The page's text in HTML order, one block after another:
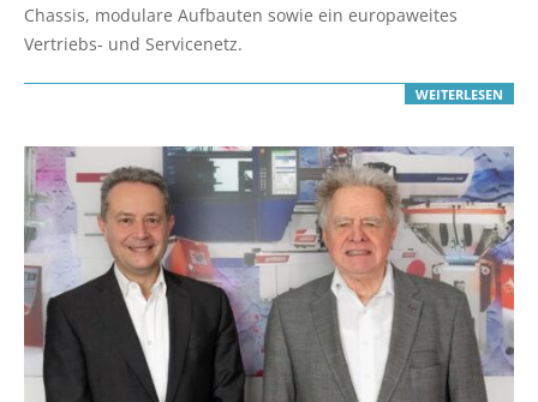
Chassis, modulare Aufbauten sowie ein europaweites
Vertriebs- und Servicenetz.
WEITERLESEN